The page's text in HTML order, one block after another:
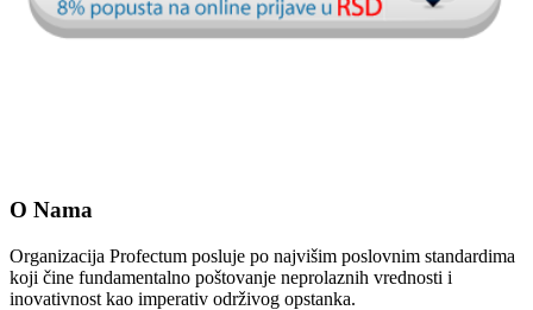
O Nama
Organizacija Profectum posluje po najvišim poslovnim standardima
koji čine fundamentalno poštovanje neprolaznih vrednosti i
inovativnost kao imperativ održivog opstanka.